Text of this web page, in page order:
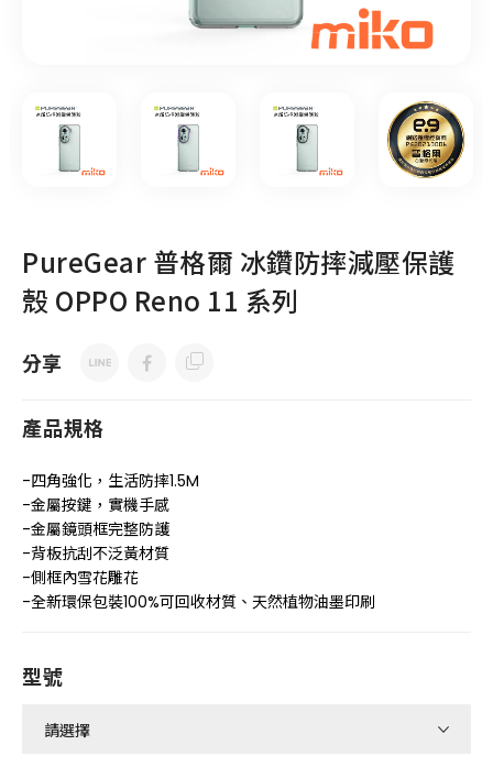
PureGear 普格爾 冰鑽防摔減壓保護
殼 OPPO Reno 11 系列
分享
產品規格
-四角強化，生活防摔1.5M
-金屬按鍵，實機手感
-金屬鏡頭框完整防護
-背板抗刮不泛黃材質
-側框內雪花雕花
-全新環保包裝100%可回收材質、天然植物油墨印刷
型號